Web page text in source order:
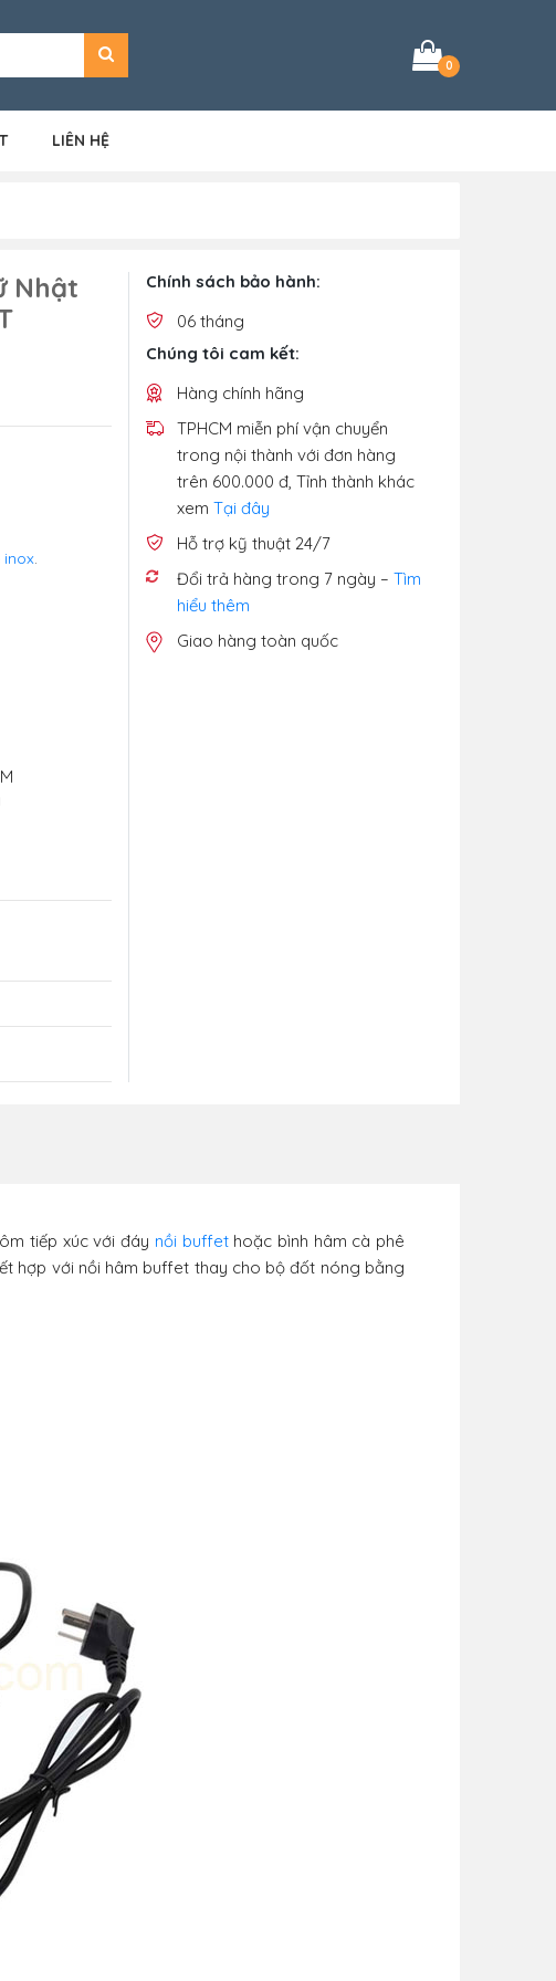
0
LIÊN HỆ
Nhật
inox.
Chính sách bảo hành:
06 tháng
Chúng tôi cam kết:
Hàng chính hãng
TPHCM miễn phí vận chuyển
trong nội thành với đơn hàng
trên 600.000 đ, Tỉnh thành khác
xem Tại đây
Hỗ trợ kỹ thuật 24/7
Đổi trả hàng trong 7 ngày – Tìm
hiểu thêm
Giao hàng toàn quốc
tiếp xúc với đáy nồi buffethoặc bình hâm cà phê
hợp với nồi hâm buffet thay cho bộ đốt nóng bằng